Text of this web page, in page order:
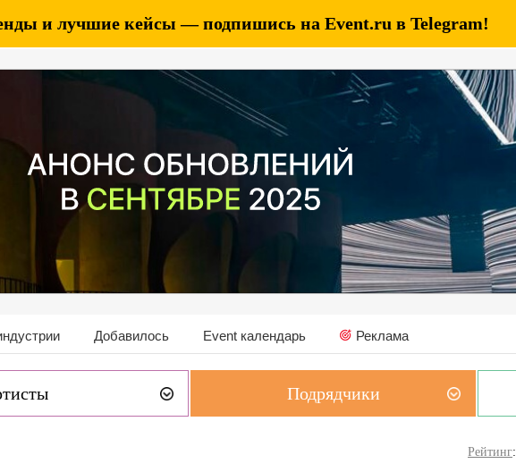
и лучшие кейсы — подпишись на Event.ru в Telegram!
Добавилось Event календарь Реклама
Подрядчики
Рейтинг: